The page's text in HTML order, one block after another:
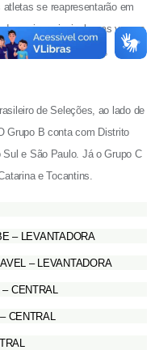
se reapresentarão em
equipe principal, mas vamos
o Brasileiro”,
de Seleções, ao lado de
Grupo B conta com Distrito
e São Paulo. Já o Grupo C
e Tocantins.
– LEVANTADORA
– LEVANTADORA
CENTRAL
CENTRAL